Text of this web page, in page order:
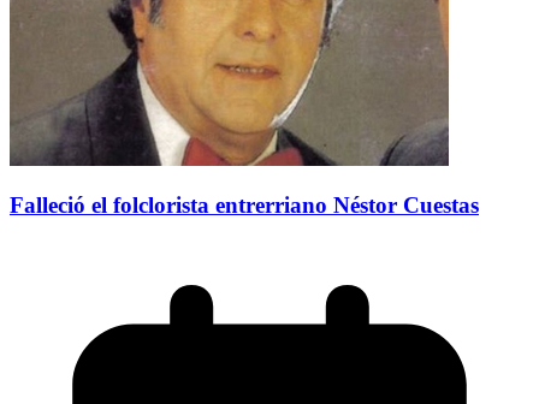
Falleció el folclorista entrerriano Néstor Cuestas